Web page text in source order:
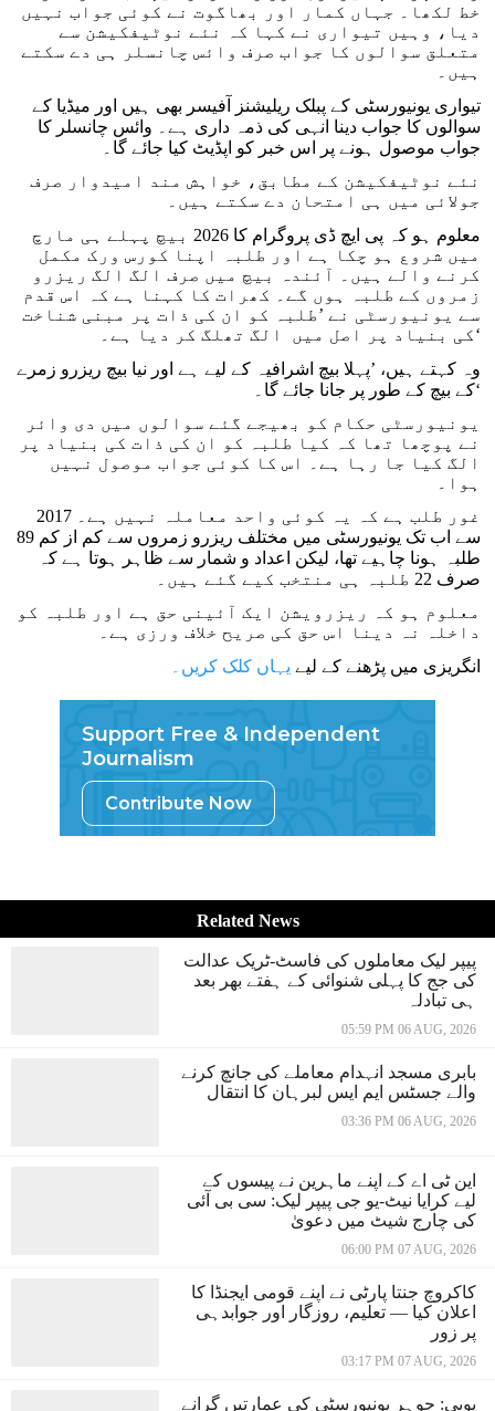
خط لکھا۔ جہاں کمار اور بھاگوت نے کوئی جواب نہیں
دیا، وہیں تیواری نے کہا کہ نئے نوٹیفکیشن سے
متعلق سوالوں کا جواب صرف وائس چانسلر ہی دے سکتے
ہیں۔
تیواری یونیورسٹی کے پبلک ریلیشنز آفیسر بھی ہیں اور میڈیا کے
سوالوں کا جواب دینا انہی کی ذمہ داری ہے۔ وائس چانسلر کا
جواب موصول ہونے پر اس خبر کو اپڈیٹ کیا جائے گا۔
نئے نوٹیفکیشن کے مطابق، خواہش مند امیدوار صرف
جولائی میں ہی امتحان دے سکتے ہیں۔
معلوم ہو کہ پی ایچ ڈی پروگرام کا 2026 بیچ پہلے ہی مارچ
میں شروع ہو چکا ہے اور طلبہ اپنا کورس ورک مکمل
کرنے والے ہیں۔ آئندہ بیچ میں صرف الگ الگ ریزرو
زمروں کے طلبہ ہوں گے۔ کھرات کا کہنا ہے کہ اس قدم
سے یونیورسٹی نے ’طلبہ کو ان کی ذات پر مبنی شناخت
کی بنیاد پر اصل میں الگ تھلگ کر دیا ہے۔‘
وہ کہتے ہیں، ’پہلا بیچ اشرافیہ کے لیے ہے اور نیا بیچ ریزرو زمرے
کے بیچ کے طور پر جانا جائے گا۔‘
یونیورسٹی حکام کو بھیجے گئے سوالوں میں دی وائر
نے پوچھا تھا کہ کیا طلبہ کو ان کی ذات کی بنیاد پر
الگ کیا جا رہا ہے۔ اس کا کوئی جواب موصول نہیں
ہوا۔
غور طلب ہے کہ یہ کوئی واحد معاملہ نہیں ہے۔ 2017
سے اب تک یونیورسٹی میں مختلف ریزرو زمروں سے کم از کم 89
طلبہ ہونا چاہیے تھا، لیکن اعداد و شمار سے ظاہر ہوتا ہے کہ
صرف 22 طلبہ ہی منتخب کیے گئے ہیں۔
معلوم ہو کہ ریزرویشن ایک آئینی حق ہے اور طلبہ کو
داخلہ نہ دینا اس حق کی صریح خلاف ورزی ہے۔
انگریزی میں پڑھنے کے لیے یہاں کلک کریں۔
Support Free & Independent
Journalism
Contribute Now
Related News
پیپر لیک معاملوں کی فاسٹ-ٹریک عدالت
کی جج کا پہلی شنوائی کے ہفتے بھر بعد
ہی تبادلہ
05:59 PM 06 AUG, 2026
بابری مسجد انہدام معاملے کی جانچ کرنے
والے جسٹس ایم ایس لبرہان کا انتقال
03:36 PM 06 AUG, 2026
این ٹی اے کے اپنے ماہرین نے پیسوں کے
لیے کرایا نیٹ-یو جی پیپر لیک: سی بی آئی
کی چارج شیٹ میں دعویٰ
06:00 PM 07 AUG, 2026
کاکروچ جنتا پارٹی نے اپنے قومی ایجنڈا کا
اعلان کیا — تعلیم، روزگار اور جوابدہی
پر زور
03:17 PM 07 AUG, 2026
یوپی: جوہر یونیورسٹی کی عمارتیں گرانے